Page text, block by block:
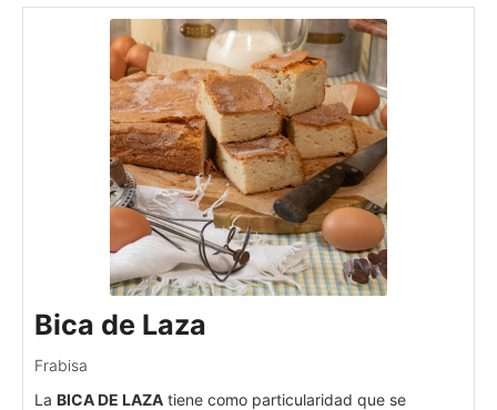
Bica de Laza
Frabisa
La BICA DE LAZA tiene como particularidad que se